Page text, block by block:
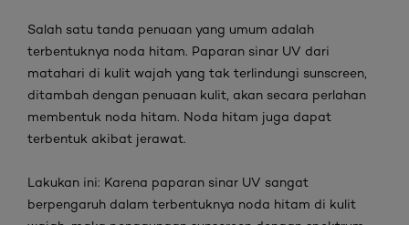
Salah satu tanda penuaan yang umum adalah
terbentuknya noda hitam. Paparan sinar UV dari
matahari di kulit wajah yang tak terlindungi sunscreen
ditambah dengan penuaan kulit, akan secara perlahan
membentuk noda hitam. Noda hitam juga dapat
terbentuk akibat jerawat.
Lakukan ini: Karena paparan sinar UV sangat
berpengaruh dalam terbentuknya noda hitam di kulit